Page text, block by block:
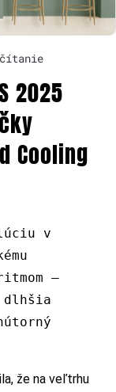
čítanie
2025
Cooling
v
–
dlhšia
že na veľtrhu